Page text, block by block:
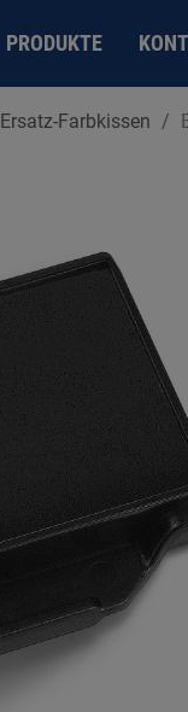
PRODUKTE
Ersatz-Farbkissen